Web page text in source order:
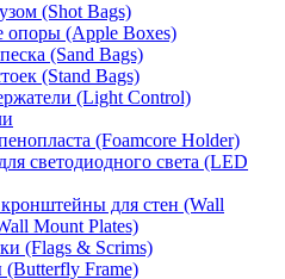
(Shot Bags)
опоры (Apple Boxes)
(Sand Bags)
(Stand Bags)
(Light Control)
(Foamcore Holder)
светодиодного света (LED
для стен (Wall
Mount Plates)
(Flags & Scrims)
Frame)